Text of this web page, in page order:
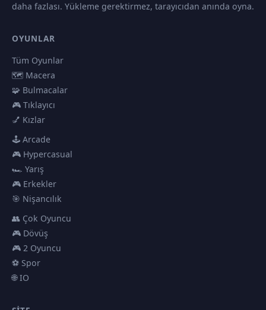
daha fazlası. Yükleme gerektirmez, tarayıcıdan anında oyna.
OYUNLAR
Tüm Oyunlar
🗺️ Macera
🧩 Bulmacalar
🎮 Tıklayıcı
💅 Kızlar
🕹️ Arcade
🎮 Hypercasual
🏎️ Yarış
🎮 Erkekler
🎯 Nişancılık
👥 Çok Oyuncu
🎮 Dövüş
🎮 2 Oyuncu
⚽ Spor
🌐 IO